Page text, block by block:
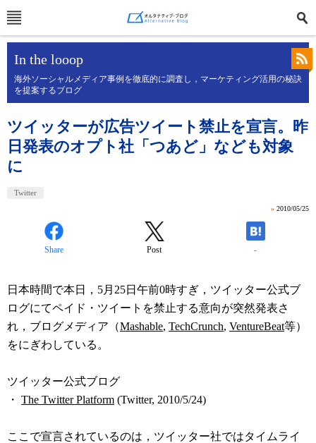
In the looop
海外ソーシャルメディア事例を徹底的に調査し，マーケティング活用の秘訣
を提案するブログ
ツイッターが広告ツイート禁止を宣言。昨
日発表のオプト社「つあど」なども対象
に
Twitter
» 2010/05/25
Share Post -
日本時間で本日，5月25日午前0時すぎ，ツイッター公式ブ
ログにてペイド・ツイートを禁止する意向が突然発表さ
れ，ブログメディア（Mashable, TechCrunch, VentureBeat等）
をにぎわしている。
ツイッター公式ブログ
・ The Twitter Platform (Twitter, 2010/5/24)
ここで宣言されているのは，ツイッター社ではタイムライ